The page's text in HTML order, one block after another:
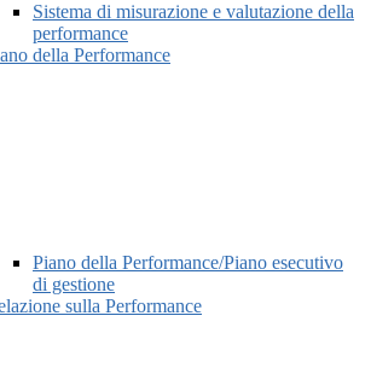
Sistema di misurazione e valutazione della
performance
della Performance
Piano della Performance/Piano esecutivo
di gestione
sulla Performance